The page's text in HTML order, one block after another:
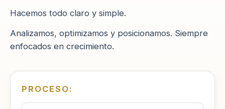
PROCESO:
Hacemos todo claro y simple.
Analizamos, optimizamos y posicionamos. Siempre
enfocados en crecimiento.